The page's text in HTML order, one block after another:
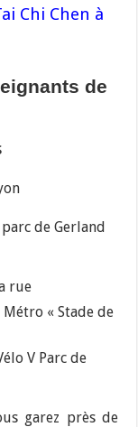
Chi Chen à
de
de Gerland
rue
« Stade de
V Parc de
garez près de